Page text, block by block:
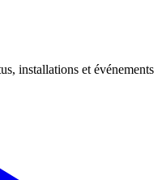
installations et événements